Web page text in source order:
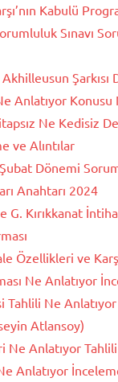
Kabulü
Sınavı
Anlatıyor Konusu
Ne Kedisiz
ve Alıntılar
Dönemi
Anahtarı 2024
G. Kırıkkanat
Özellikleri ve
Ne Anlatıyor
Tahlili Ne Anlatıyor
Atlansoy)
Ne Anlatıyor
Anlatıyor